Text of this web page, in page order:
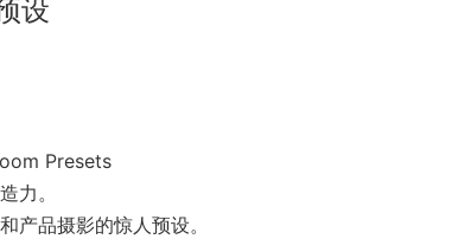
设
Presets
力。
产品摄影的惊人预设。